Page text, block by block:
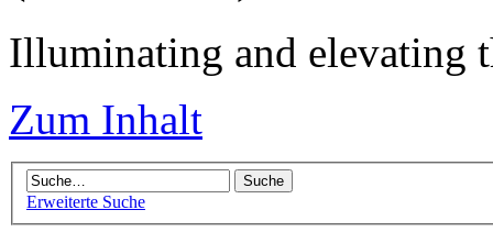
Illuminating and elevating
Zum Inhalt
Erweiterte Suche